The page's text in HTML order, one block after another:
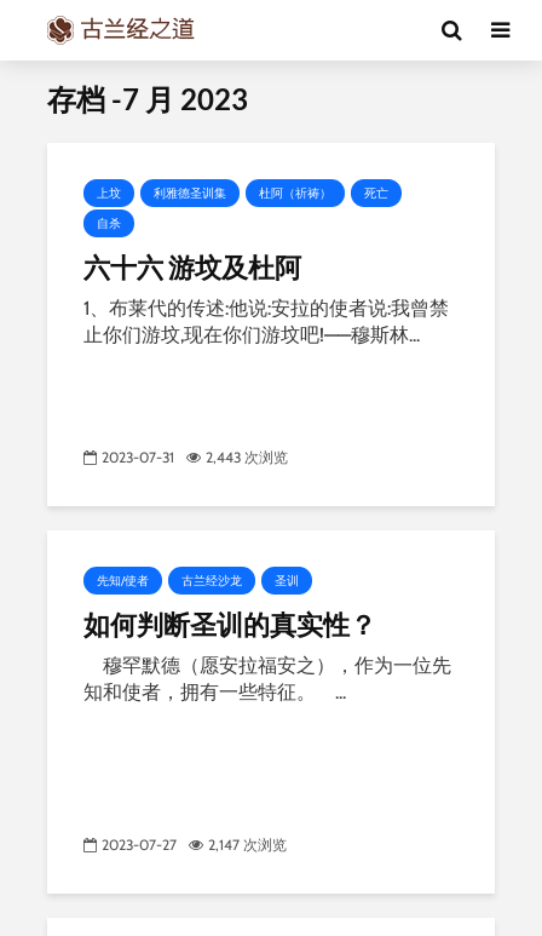
存档 -7 月 2023
上坟 利雅德圣训集 杜阿（祈祷）
死亡
自杀
六十六 游坟及杜阿
1、布莱代的传述:他说:安拉的使者说:我曾禁
止你们游坟,现在你们游坟吧!——穆斯林...
2023-07-31 2,443 次浏览
先知/使者 古兰经沙龙 圣训
如何判断圣训的真实性？
穆罕默德（愿安拉福安之），作为一位先
知和使者，拥有一些特征。 ...
2023-07-27 2,147 次浏览